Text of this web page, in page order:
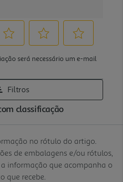
no rótulo do artigo.
de embalagens e/ou rótulos,
informação que acompanha o
que recebe.